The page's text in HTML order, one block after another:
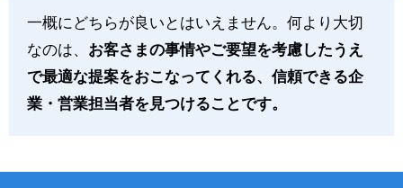
一概にどちらが良いとはいえません。何より大切
なのは、 お客さまの事情やご要望を考慮したうえ
で最適な提案をおこなってくれる、信頼できる企
業・営業担当者を見つけることです。